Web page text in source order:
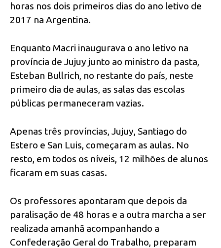
horas nos dois primeiros dias do ano letivo de
2017 na Argentina.
Enquanto Macri inaugurava o ano letivo na
província de Jujuy junto ao ministro da pasta,
Esteban Bullrich, no restante do país, neste
primeiro dia de aulas, as salas das escolas
públicas permaneceram vazias.
Apenas três províncias, Jujuy, Santiago do
Estero e San Luis, começaram as aulas. No
resto, em todos os níveis, 12 milhões de alunos
ficaram em suas casas.
Os professores apontaram que depois da
paralisação de 48 horas e a outra marcha a ser
realizada amanhã acompanhando a
Confederação Geral do Trabalho, preparam